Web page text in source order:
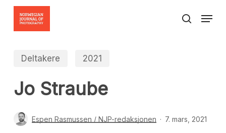
Skip
content
search
Menu
Deltakere 2021
Jo Straube
Espen Rasmussen / NJP-redaksjonen 7. mars, 2021